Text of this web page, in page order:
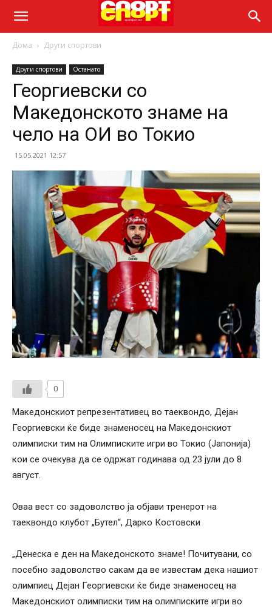
Дома Други спортови
Други спортови Останато
Георгиевски со
Македонското знаме на
чело на ОИ во Токио
15.05.2021 12:57
0
Македонскиот репрезентативец во таеквондо, Дејан
Георгиевски ќе биде знаменосец на Македонскиот
олимписки тим на Олимписките игри во Токио (Јапонија)
кои се очекува да се одржат годинава од 23 јули до 8
август.
Оваа вест со задоволство ја објави тренерот на
таеквондо клубот „Бутел“, Дарко Костовски
„Денеска е ден на Македонското знаме! Почитувани, со
посебно задоволство сакам да ве известам дека нашиот
олимпиец Дејан Георгиевски ќе биде знаменосец на
Македонскиот олимписки тим на олимписките игри во